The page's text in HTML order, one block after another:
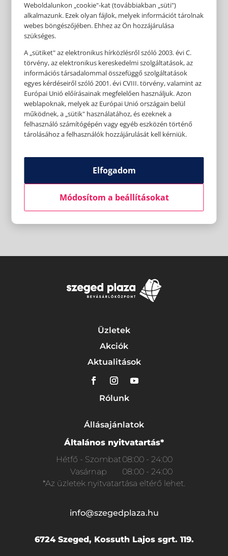
Üzletek
Akciók
Aktualitások
Rólunk
Állásajánlatok
Általános nyitvatartás*
Hétfő - Szombat08:00 - 24:00
Vasárnap
08:00 - 24:00
*Az üzletek nyitvatartása eltérő lehet.
info@szegedplaza.hu
6724 Szeged, Kossuth Lajos sgrt. 119.
Weboldalunkon „cookie"-kat (továbbiakban „süti")
alkalmazunk. Ezek olyan fájlok, melyek információt tárolnak
webes böngészőjében. Ehhez az Ön hozzájárulása
szükséges.
A „sütiket" az elektronikus hírközlésről szóló 2003. évi C.
törvény, az elektronikus kereskedelmi szolgáltatások, az
információs társadalommal összefüggő szolgáltatások
egyes kérdéseiről szóló 2001. évi CVIII. törvény, valamint az
Európai Unió előírásainak megfelelően használjuk. Azon
weblapoknak, melyek az Európai Unió országain belül
működnek, a „sütik" használatához, és ezeknek a
felhasználó számítógépén vagy egyéb eszközén történő
tárolásához a felhasználók hozzájárulását kell kérniük.
Elfogadom
Módosítom a beállításokat